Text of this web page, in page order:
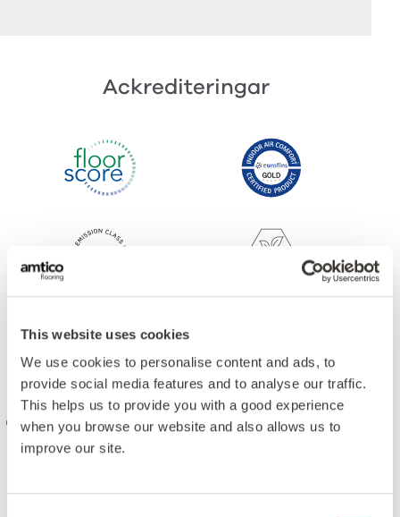
This website uses cookies
We use cookies to personalise content and ads, to
provide social media features and to analyse our traffic.
This helps us to provide you with a good experience
when you browse our website and also allows us to
improve our site.
Ackrediteringar
Genom vår värdegrund kombinerar vi kreativitet och
innovation med högsta kvalitet i design, tillverkning,